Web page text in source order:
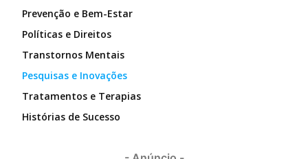
Prevenção e Bem-Estar
Políticas e Direitos
Transtornos Mentais
Pesquisas e Inovações
Tratamentos e Terapias
Histórias de Sucesso